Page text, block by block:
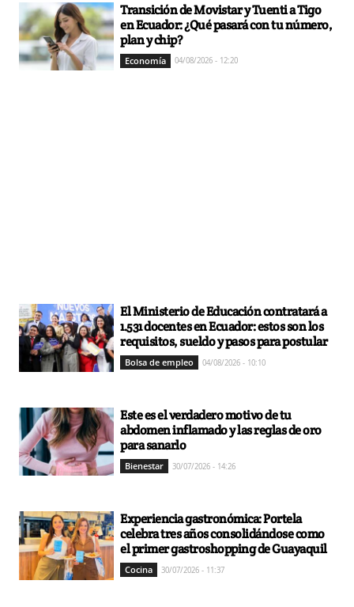
Transición de Movistar y Tuenti a Tigo
en Ecuador: ¿Qué pasará con tu número,
plan y chip?
Economía 04/08/2026 - 12:20
El Ministerio de Educación contratará a
1.531 docentes en Ecuador: estos son los
requisitos, sueldo y pasos para postular
Bolsa de empleo 04/08/2026 - 10:10
Este es el verdadero motivo de tu
abdomen inflamado y las reglas de oro
para sanarlo
Bienestar 30/07/2026 - 14:26
Experiencia gastronómica: Portela
celebra tres años consolidándose como
el primer gastroshopping de Guayaquil
Cocina 30/07/2026 - 11:37